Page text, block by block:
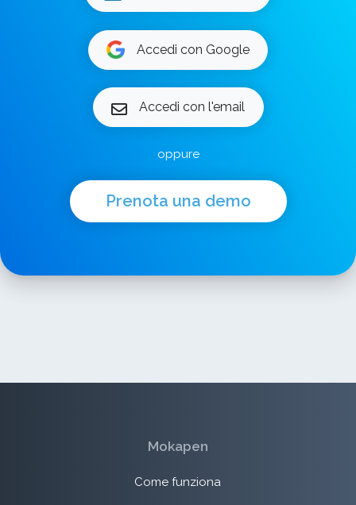
Accedi con Google
Accedi con l'email
oppure
Prenota una demo
Mokapen
Come funziona